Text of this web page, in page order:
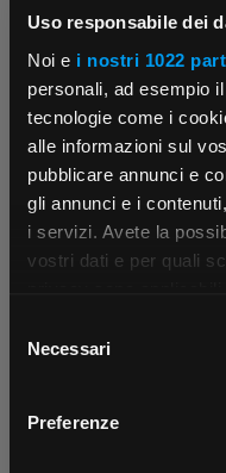
Uso responsabile dei
Noi e i nostri 1022
personali, ad esempio
tecnologie come i
alle informazioni sul
pubblicare annunci e
gli annunci e i
i servizi. Avete la
vostri dati e per quali
modificare o revocare il
momento dalla
delNecessari
Preferenze
App Rexel
tutti i servizi
Contattaci
Parla con il customer care
Parla con il tuo customer care